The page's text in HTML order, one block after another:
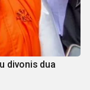
divonis dua